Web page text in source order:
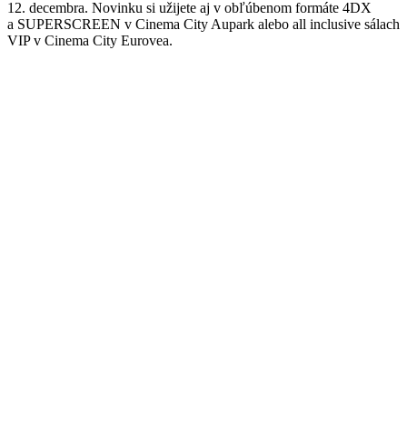
12. decembra. Novinku si užijete aj v obľúbenom formáte 4DX
a SUPERSCREEN v Cinema City Aupark alebo all inclusive sálach
VIP v Cinema City Eurovea.